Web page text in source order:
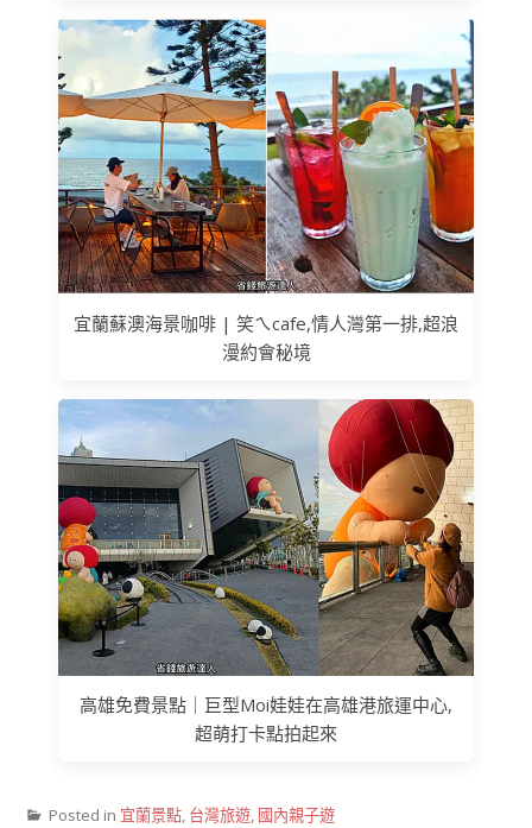
宜蘭蘇澳海景咖啡 | 笑ㄟcafe,情人灣第一排,超浪
漫約會秘境
高雄免費景點｜巨型Moi娃娃在高雄港旅運中心,
超萌打卡點拍起來
Posted in 宜蘭景點, 台灣旅遊, 國內親子遊